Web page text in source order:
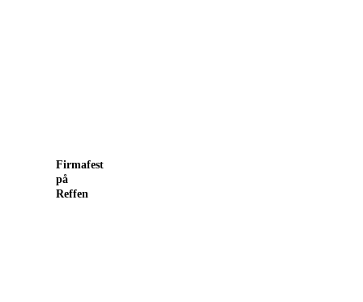
på
Reffen
Firmafest
på
Reffen